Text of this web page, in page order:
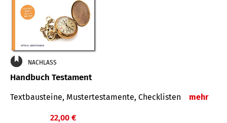
NACHLASS
Handbuch Testament
Textbausteine, Mustertestamente, Checklisten mehr
22,00 €